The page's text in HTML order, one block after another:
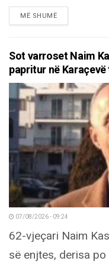
MË SHUMËDETAILS
Sot varroset Naim
papritur në
07/08/2026 - 09:24
62-vjeçari Naim
së enjtes, derisa